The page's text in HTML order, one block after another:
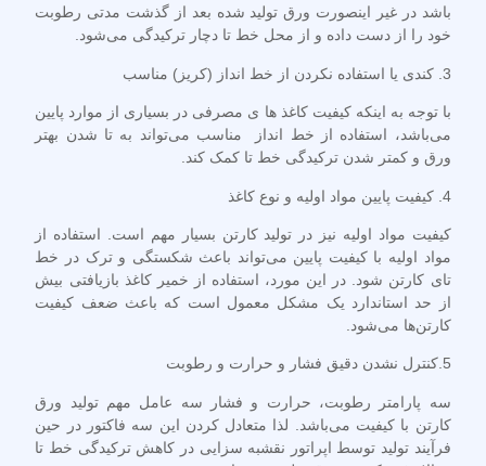
باشد در غیر اینصورت ورق تولید شده بعد از گذشت مدتی رطوبت
خود را از دست داده و از محل خط تا دچار ترکیدگی می‌شود.
3. کندی یا استفاده نکردن از خط انداز (کریز) مناسب
با توجه به اینکه کیفیت کاغذ ها ی مصرفی در بسیاری از موارد پایین
می‌باشد، استفاده از خط انداز مناسب می‌تواند به تا شدن بهتر
ورق و کمتر شدن ترکیدگی خط تا کمک کند.
4. کیفیت پایین مواد اولیه و نوع کاغذ
کیفیت مواد اولیه نیز در تولید کارتن بسیار مهم است. استفاده از
مواد اولیه با کیفیت پایین می‌تواند باعث شکستگی و ترک در خط
تای کارتن شود. در این مورد، استفاده از خمیر کاغذ بازیافتی بیش
از حد استاندارد یک مشکل معمول است که باعث ضعف کیفیت
کارتن‌ها می‌شود.
5.کنترل نشدن دقیق فشار و حرارت و رطوبت
سه پارامتر رطوبت، حرارت و فشار سه عامل مهم تولید ورق
کارتن با کیفیت می‌باشد. لذا متعادل کردن این سه فاکتور در حین
فرآیند تولید توسط اپراتور نقشبه سزایی در کاهش ترکیدگی خط تا